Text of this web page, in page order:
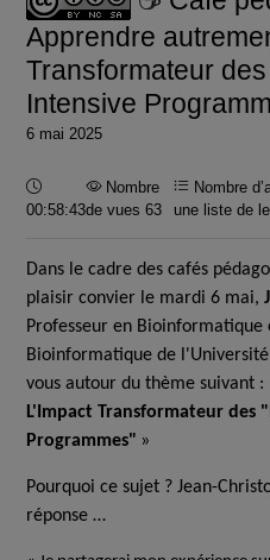
Apprendre
Transformateur
Intensive
6 mai 2025
Durée :
00:58:43
Nombre
de vues 63
Nombre
une liste de
Dans le cadre des cafés
plaisir convier le mardi 6 mai,
Professeur en
Bioinformatique de
vous autour du thème suivant :
L'Impact Transformateur des
Programmes" »
Pourquoi ce sujet ? Jean-
réponse …